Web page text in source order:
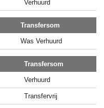
Verhuurd
Transfersom
Was Verhuurd
Transfersom
Verhuurd
Transfervrij